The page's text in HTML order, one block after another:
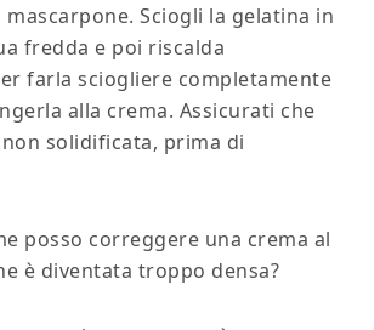
mascarpone. Sciogli la gelatina in
fredda e poi riscalda
farla sciogliere completamente
alla crema. Assicurati che
solidificata, prima di
posso correggere una crema al
è diventata troppo densa?